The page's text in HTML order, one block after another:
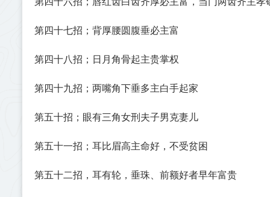
第四十七招；背厚腰圆腹垂必主富
第四十八招；日月角骨起主贵掌权
第四十九招；两嘴角下垂多主白手起家
第五十招；眼有三角女刑夫子男克妻儿
第五十一招；耳比眉高主命好，不受贫困
第五十二招，耳有轮，垂珠、前额好者早年富贵